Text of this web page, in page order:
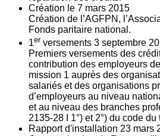
Création le 7 mars 2015
Création de l’AGFPN,
Fonds paritaire national.
1er versements 3 septembre
Premiers versements des
contribution des employeurs
mission 1 auprès des
salariés et des organisations
d’employeurs au niveau
et au niveau des branches
2135‐28 I 1°) et 2°) du code du
Rapport d'installation 23 mars